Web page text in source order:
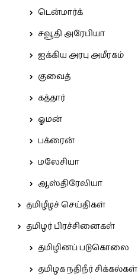
டென்மார்க்
சவூதி அரேபியா
ஐக்கிய அரபு அமீரகம்
குவைத்
கத்தார்
ஓமன்
பக்ரைன்
மலேசியா
ஆஸ்திரேலியா
தமிழீழச் செய்திகள்
தமிழர் பிரச்சினைகள்
தமிழினப் படுகொலை
தமிழக நதிநீர் சிக்கல்கள்